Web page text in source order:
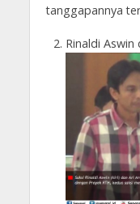
tanggapannya
Rinaldi Aswin